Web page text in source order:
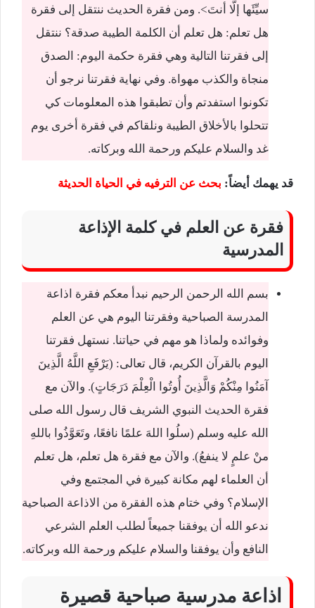
سيِّئَها إلَّا أنتَ>. ومن فقرة الحديث ننتقل إلى فقرة
هل تعلم: هل تعلم أن الكلمة الطيبة صدقة؟ ننتقل
إلى فقرتنا التالية وهي فقرة حكمة اليوم: الصدق
منجاة والكذب مهواة. وفي نهاية فقرتنا نرجو أن
تكونوا استفدتم وأن تطبقوا هذه المعلومات كي
تتحلوا بالأخلاق الطيبة ونلقاكم في فقرة أخرى يوم
غد والسلام عليكم ورحمة الله وبركاته.
قد يهمك أيضاً: بحث عن الترفيه في الحياة الحديثة
فقرة عن العلم في كلمة الإذاعة
المدرسية
بسم الله الرحمن الرحيم نبدأ معكم فقرة اذاعة
المدرسة الصباحية وفقرتنا اليوم هي عن العلم
وفوائده ولماذا هو مهم في حياتنا. نستهل فقرتنا
اليوم بالقرآن الكريم، قال تعالى: (يَرْفَعِ اللَّهُ الَّذِينَ
آمَنُوا مِنْكُمْ وَالَّذِينَ أُوتُوا الْعِلْمَ دَرَجَاتٍ). والآن مع
فقرة الحديث النبوي الشريف قال رسول الله صلى
الله عليه وسلم (سلُوا اللهَ علمًا نافعًا، وتَعَوَّذُوا باللهِ
منْ علمٍ لا ينفعُ). والآن مع فقرة هل تعلم، هل تعلم
أن العلماء لهم مكانة كبيرة في المجتمع وفي
الإسلام؟ وفي ختام هذه الفقرة من الاذاعة الصباحية
ندعو الله أن يوفقنا جميعاً لطلب العلم الشرعي
النافع وأن يوفقنا والسلام عليكم ورحمة الله وبركاته.
اذاعة مدرسية صباحية قصيرة